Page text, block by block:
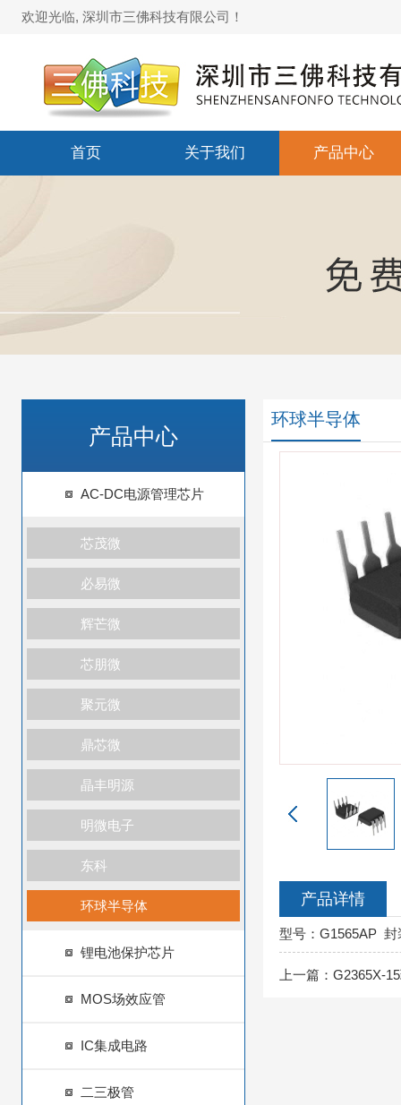
欢迎光临, 深圳市三佛科技有限公司！
首页 关于我们 产品中心
产品中心
AC-DC电源管理芯片
芯茂微
必易微
辉芒微
芯朋微
聚元微
鼎芯微
晶丰明源
明微电子
东科
环球半导体
锂电池保护芯片
MOS场效应管
IC集成电路
二三极管
环球半导体
产品详情
型号：G1565AP
上一篇： G2365X-